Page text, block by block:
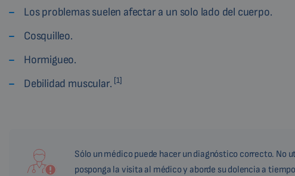
Los problemas suelen afectar a un solo lado del cuerpo.
Cosquilleo.
Hormigueo.
Debilidad muscular. [1]
Sólo un médico puede hacer un diagnóstico correcto.
posponga la visita al médico y aborde su dolencia a